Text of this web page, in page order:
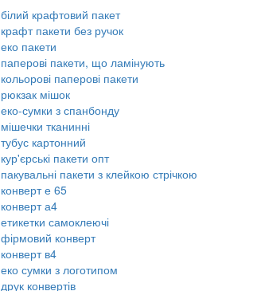
білий крафтовий пакет
крафт пакети без ручок
еко пакети
паперові пакети, що ламінують
кольорові паперові пакети
рюкзак мішок
еко-сумки з спанбонду
мішечки тканинні
тубус картонний
кур'єрські пакети опт
пакувальні пакети з клейкою стрічкою
конверт е 65
конверт а4
етикетки самоклеючі
фірмовий конверт
конверт в4
еко сумки з логотипом
друк конвертів